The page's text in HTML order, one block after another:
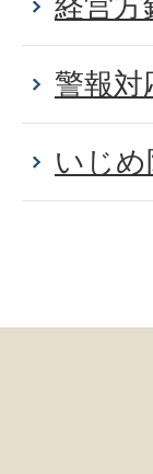
警報対
いじ